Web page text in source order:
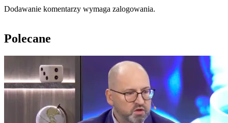
Dodawanie komentarzy wymaga zalogowania.
Polecane